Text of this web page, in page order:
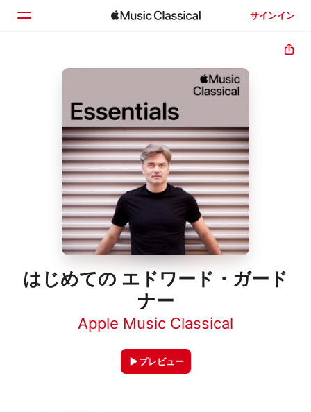
サインイン
ホーム
検索
はじめての エドワード・ガード
ナー
Apple Music Classical
プレビュー